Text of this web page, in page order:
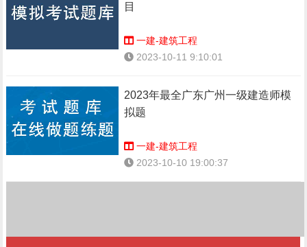
目
一建-建筑工程
2023-10-11 9:10:01
2023年最全广东广州一级建造师模
拟题
一建-建筑工程
2023-10-10 19:00:37